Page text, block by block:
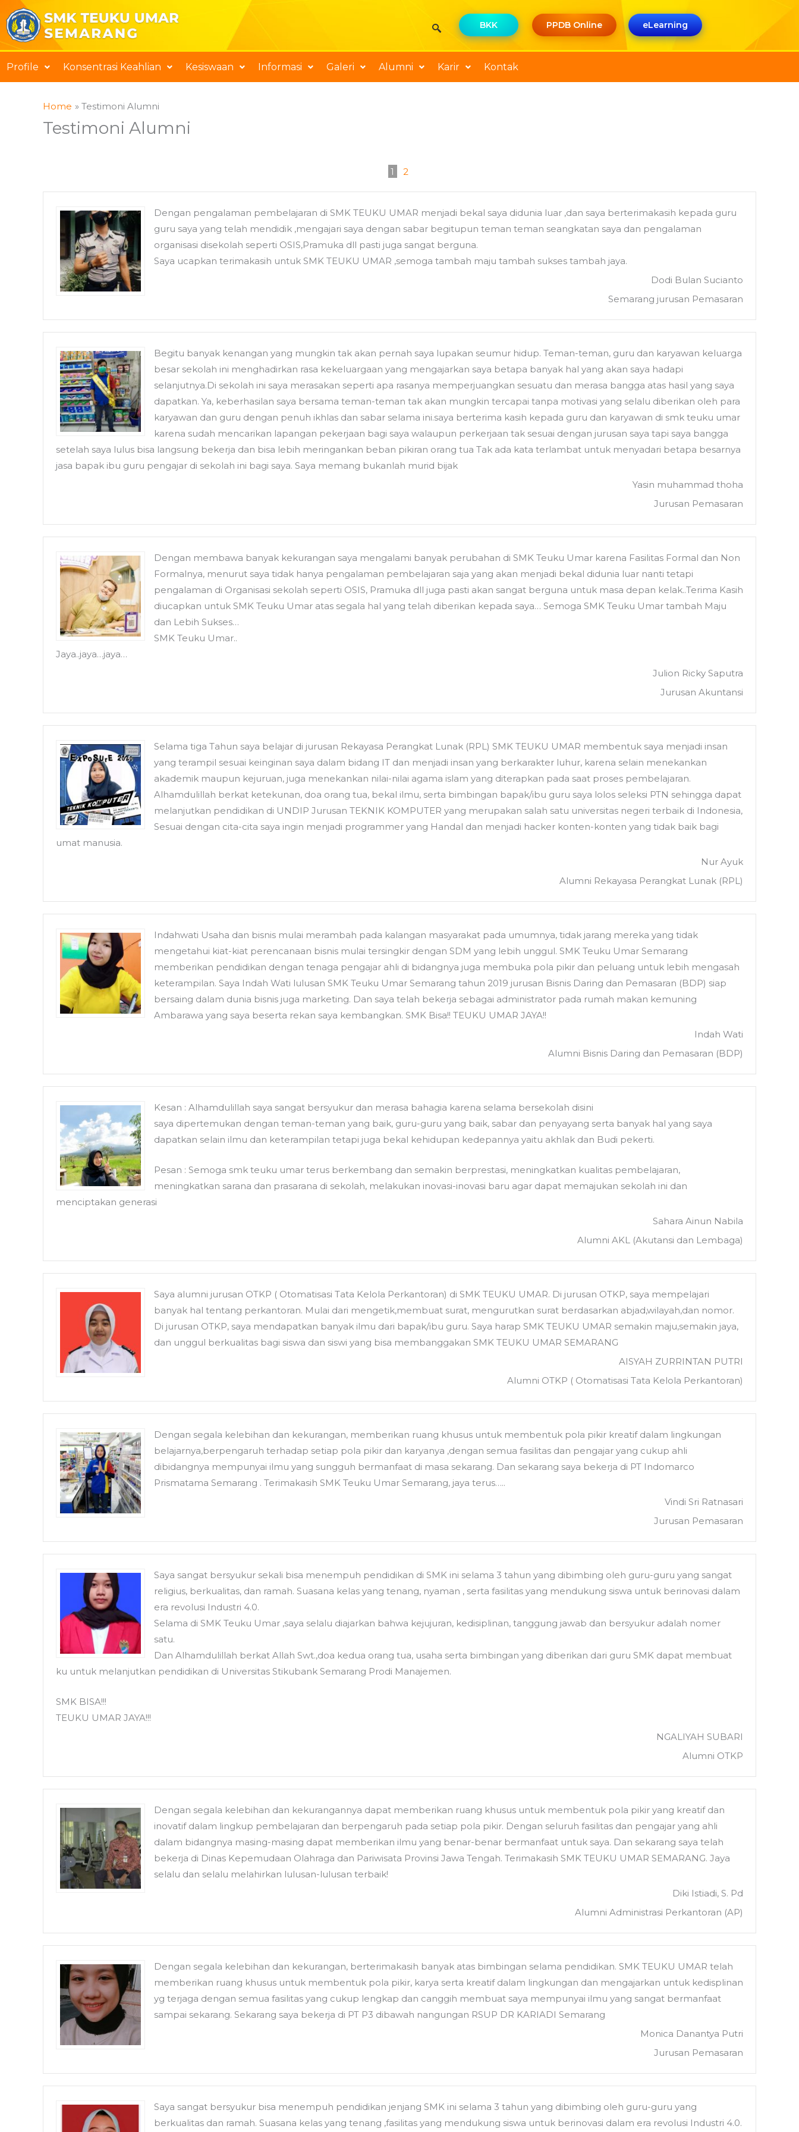
Skip
to
content
BKK PPDB Online eLearning
Profile Konsentrasi Keahlian Kesiswaan Informasi Galeri Alumni Karir Kontak
Home Testimoni Alumni
Testimoni Alumni
1 2
Dengan pengalaman pembelajaran di SMK TEUKU UMAR menjadi bekal saya didunia luar ,dan saya berterimakasih kepada guru
guru saya yang telah mendidik ,mengajari saya dengan sabar begitupun teman teman seangkatan saya dan pengalaman
organisasi disekolah seperti OSIS,Pramuka dll pasti juga sangat berguna.
Saya ucapkan terimakasih untuk SMK TEUKU UMAR ,semoga tambah maju tambah sukses tambah jaya.
Dodi Bulan Sucianto
Semarang jurusan Pemasaran
Begitu banyak kenangan yang mungkin tak akan pernah saya lupakan seumur hidup. Teman-teman, guru dan karyawan keluarga
besar sekolah ini menghadirkan rasa kekeluargaan yang mengajarkan saya betapa banyak hal yang akan saya hadapi
selanjutnya.Di sekolah ini saya merasakan seperti apa rasanya memperjuangkan sesuatu dan merasa bangga atas hasil yang saya
dapatkan. Ya, keberhasilan saya bersama teman-teman tak akan mungkin tercapai tanpa motivasi yang selalu diberikan oleh para
karyawan dan guru dengan penuh ikhlas dan sabar selama ini.saya berterima kasih kepada guru dan karyawan di smk teuku umar
karena sudah mencarikan lapangan pekerjaan bagi saya walaupun perkerjaan tak sesuai dengan jurusan saya tapi saya bangga
setelah saya lulus bisa langsung bekerja dan bisa lebih meringankan beban pikiran orang tua Tak ada kata terlambat untuk menyadari betapa besarnya
jasa bapak ibu guru pengajar di sekolah ini bagi saya. Saya memang bukanlah murid bijak
Yasin muhammad thoha
Jurusan Pemasaran
Dengan membawa banyak kekurangan saya mengalami banyak perubahan di SMK Teuku Umar karena Fasilitas Formal dan Non
Formalnya, menurut saya tidak hanya pengalaman pembelajaran saja yang akan menjadi bekal didunia luar nanti tetapi
pengalaman di Organisasi sekolah seperti OSIS, Pramuka dll juga pasti akan sangat berguna untuk masa depan kelak..Terima Kasih
diucapkan untuk SMK Teuku Umar atas segala hal yang telah diberikan kepada saya… Semoga SMK Teuku Umar tambah Maju
dan Lebih Sukses…
SMK Teuku Umar..
Jaya..jaya…jaya…
Julion Ricky Saputra
Jurusan Akuntansi
Selama tiga Tahun saya belajar di jurusan Rekayasa Perangkat Lunak (RPL) SMK TEUKU UMAR membentuk saya menjadi insan
yang terampil sesuai keinginan saya dalam bidang IT dan menjadi insan yang berkarakter luhur, karena selain menekankan
akademik maupun kejuruan, juga menekankan nilai-nilai agama islam yang diterapkan pada saat proses pembelajaran.
Alhamdulillah berkat ketekunan, doa orang tua, bekal ilmu, serta bimbingan bapak/ibu guru saya lolos seleksi PTN sehingga dapat
melanjutkan pendidikan di UNDIP Jurusan TEKNIK KOMPUTER yang merupakan salah satu universitas negeri terbaik di Indonesia,
Sesuai dengan cita-cita saya ingin menjadi programmer yang Handal dan menjadi hacker konten-konten yang tidak baik bagi
umat manusia.
Nur Ayuk
Alumni Rekayasa Perangkat Lunak (RPL)
Indahwati Usaha dan bisnis mulai merambah pada kalangan masyarakat pada umumnya, tidak jarang mereka yang tidak
mengetahui kiat-kiat perencanaan bisnis mulai tersingkir dengan SDM yang lebih unggul. SMK Teuku Umar Semarang
memberikan pendidikan dengan tenaga pengajar ahli di bidangnya juga membuka pola pikir dan peluang untuk lebih mengasah
keterampilan. Saya Indah Wati lulusan SMK Teuku Umar Semarang tahun 2019 jurusan Bisnis Daring dan Pemasaran (BDP) siap
bersaing dalam dunia bisnis juga marketing. Dan saya telah bekerja sebagai administrator pada rumah makan kemuning
Ambarawa yang saya beserta rekan saya kembangkan. SMK Bisa!! TEUKU UMAR JAYA!!
Indah Wati
Alumni Bisnis Daring dan Pemasaran (BDP)
Kesan : Alhamdulillah saya sangat bersyukur dan merasa bahagia karena selama bersekolah disini
saya dipertemukan dengan teman-teman yang baik, guru-guru yang baik, sabar dan penyayang serta banyak hal yang saya
dapatkan selain ilmu dan keterampilan tetapi juga bekal kehidupan kedepannya yaitu akhlak dan Budi pekerti.
Pesan : Semoga smk teuku umar terus berkembang dan semakin berprestasi, meningkatkan kualitas pembelajaran,
meningkatkan sarana dan prasarana di sekolah, melakukan inovasi-inovasi baru agar dapat memajukan sekolah ini dan
menciptakan generasi
Sahara Ainun Nabila
Alumni AKL (Akutansi dan Lembaga)
Saya alumni jurusan OTKP ( Otomatisasi Tata Kelola Perkantoran) di SMK TEUKU UMAR. Di jurusan OTKP, saya mempelajari
banyak hal tentang perkantoran. Mulai dari mengetik,membuat surat, mengurutkan surat berdasarkan abjad,wilayah,dan nomor.
Di jurusan OTKP, saya mendapatkan banyak ilmu dari bapak/ibu guru. Saya harap SMK TEUKU UMAR semakin maju,semakin jaya,
dan unggul berkualitas bagi siswa dan siswi yang bisa membanggakan SMK TEUKU UMAR SEMARANG
AISYAH ZURRINTAN PUTRI
Alumni OTKP ( Otomatisasi Tata Kelola Perkantoran)
Dengan segala kelebihan dan kekurangan, memberikan ruang khusus untuk membentuk pola pikir kreatif dalam lingkungan
belajarnya,berpengaruh terhadap setiap pola pikir dan karyanya ,dengan semua fasilitas dan pengajar yang cukup ahli
dibidangnya mempunyai ilmu yang sungguh bermanfaat di masa sekarang. Dan sekarang saya bekerja di PT Indomarco
Prismatama Semarang . Terimakasih SMK Teuku Umar Semarang, jaya terus…..
Vindi Sri Ratnasari
Jurusan Pemasaran
Saya sangat bersyukur sekali bisa menempuh pendidikan di SMK ini selama 3 tahun yang dibimbing oleh guru-guru yang sangat
religius, berkualitas, dan ramah. Suasana kelas yang tenang, nyaman , serta fasilitas yang mendukung siswa untuk berinovasi dalam
era revolusi Industri 4.0.
Selama di SMK Teuku Umar ,saya selalu diajarkan bahwa kejujuran, kedisiplinan, tanggung jawab dan bersyukur adalah nomer
satu.
Dan Alhamdulillah berkat Allah Swt.,doa kedua orang tua, usaha serta bimbingan yang diberikan dari guru SMK dapat membuat
ku untuk melanjutkan pendidikan di Universitas Stikubank Semarang Prodi Manajemen.
SMK BISA!!!
TEUKU UMAR JAYA!!!
NGALIYAH SUBARI
Alumni OTKP
Dengan segala kelebihan dan kekurangannya dapat memberikan ruang khusus untuk membentuk pola pikir yang kreatif dan
inovatif dalam lingkup pembelajaran dan berpengaruh pada setiap pola pikir. Dengan seluruh fasilitas dan pengajar yang ahli
dalam bidangnya masing-masing dapat memberikan ilmu yang benar-benar bermanfaat untuk saya. Dan sekarang saya telah
bekerja di Dinas Kepemudaan Olahraga dan Pariwisata Provinsi Jawa Tengah. Terimakasih SMK TEUKU UMAR SEMARANG. Jaya
selalu dan selalu melahirkan lulusan-lulusan terbaik!
Diki Istiadi, S. Pd
Alumni Administrasi Perkantoran (AP)
Dengan segala kelebihan dan kekurangan, berterimakasih banyak atas bimbingan selama pendidikan. SMK TEUKU UMAR telah
memberikan ruang khusus untuk membentuk pola pikir, karya serta kreatif dalam lingkungan dan mengajarkan untuk kedisplinan
yg terjaga dengan semua fasilitas yang cukup lengkap dan canggih membuat saya mempunyai ilmu yang sangat bermanfaat
sampai sekarang. Sekarang saya bekerja di PT P3 dibawah nangungan RSUP DR KARIADI Semarang
Monica Danantya Putri
Jurusan Pemasaran
Saya sangat bersyukur bisa menempuh pendidikan jenjang SMK ini selama 3 tahun yang dibimbing oleh guru-guru yang
berkualitas dan ramah. Suasana kelas yang tenang ,fasilitas yang mendukung siswa untuk berinovasi dalam era revolusi Industri 4.0.